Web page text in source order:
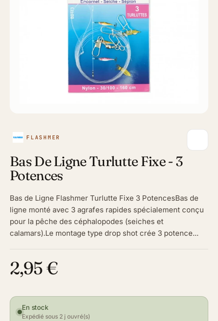
FLASHMER
Bas De Ligne Turlutte Fixe - 3
Potences
Bas de Ligne Flashmer Turlutte Fixe 3 PotencesBas de
ligne monté avec 3 agrafes rapides spécialement conçu
pour la pêche des céphalopodes (seiches et
calamars).Le montage type drop shot crée 3 potence...
2,95 €
En stock
Expédié sous 2 j ouvré(s)